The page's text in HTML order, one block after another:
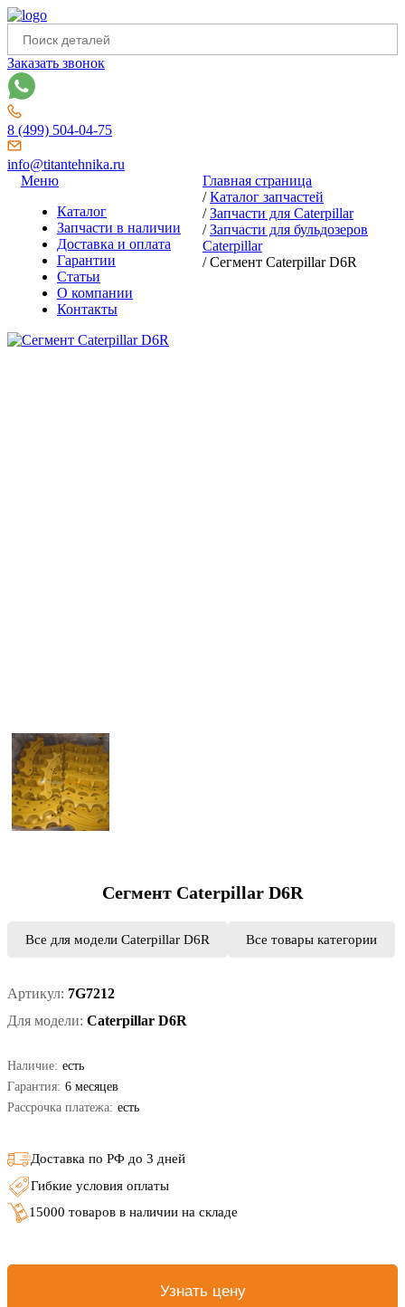
Заказать звонок
8 (499) 504-04-75
info@titantehnika.ru
Меню
Каталог
Запчасти в наличии
Доставка и оплата
Гарантии
Статьи
О компании
Контакты
Главная страница
/Каталог запчастей
/Запчасти для Caterpillar
/Запчасти для бульдозеров
Caterpillar
/Сегмент Caterpillar D6R
Сегмент Caterpillar D6R
Все для модели Caterpillar D6R Все товары категории
Артикул: 7G7212
Для модели: Caterpillar D6R
Наличие: есть
Гарантия: 6 месяцев
Рассрочка платежа: есть
Доставка по РФ до 3 дней
Гибкие условия оплаты
15000 товаров в наличии на складе
Узнать цену